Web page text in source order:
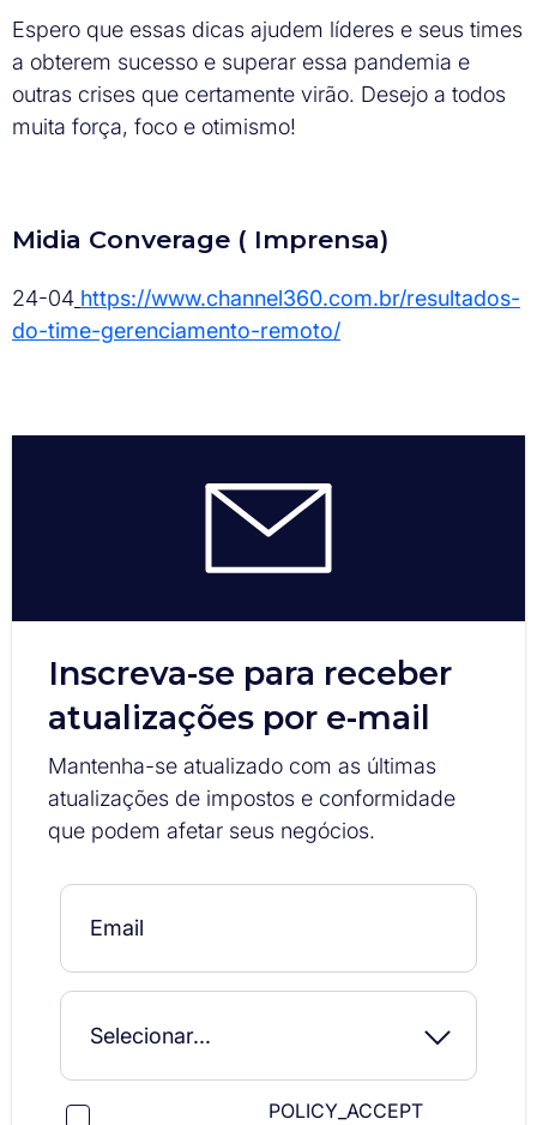
Espero que essas dicas ajudem líderes e seus times
a obterem sucesso e superar essa pandemia e
outras crises que certamente virão. Desejo a todos
muita força, foco e otimismo!
Midia Converage ( Imprensa)
24-04 https://www.channel360.com.br/resultados-
do-time-gerenciamento-remoto/
Inscreva-se para receber
atualizações por e-mail
Mantenha-se atualizado com as últimas
atualizações de impostos e conformidade
que podem afetar seus negócios.
POLICY_ACCEPT